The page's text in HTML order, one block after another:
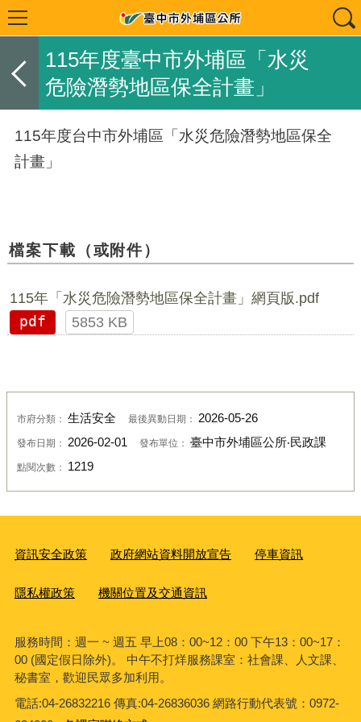
115年度臺中市外埔區「水災
危險潛勢地區保全計畫」
115年度台中市外埔區「水災危險潛勢地區保全
計畫」
檔案下載（或附件）
115年「水災危險潛勢地區保全計畫」網頁版.pdf
pdf
5853 KB
市府分類： 生活安全 最後異動日期： 2026-05-26
發布日期： 2026-02-01 發布單位： 臺中市外埔區公所‧民政課
點閱次數： 1219
資訊安全政策 政府網站資料開放宣告 停車資訊
隱私權政策 機關位置及交通資訊
服務時間：週一 ~ 週五 早上08：00~12：00 下午13：00~17：
00 (國定假日除外)。 中午不打烊服務課室：社會課、人文課、
秘書室，歡迎民眾多加利用。
電話:04-26832216 傳真:04-26836036 網路行動代表號：0972-